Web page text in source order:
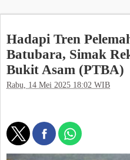
Hadapi Tren
Batubara, Simak
Bukit Asam (PTBA)
Rabu, 14 Mei 2025 18:02 WIB